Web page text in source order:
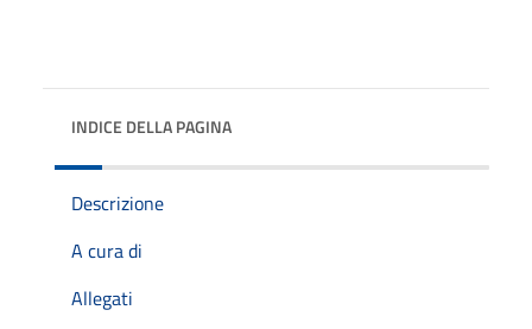
INDICE DELLA PAGINA
Descrizione
A cura di
Allegati